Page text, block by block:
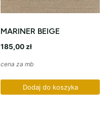
MARINER BEIGE
185,00 zł
cena za mb
Dodaj do koszyka